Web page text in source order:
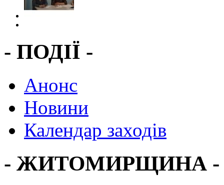
- ПОДІЇ -
Анонс
Новини
Календар заходів
- ЖИТОМИРЩИНА -